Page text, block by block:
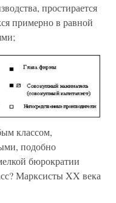
простирается
примерно в равной
классом,
подобно
бюрократии
Марксисты XX века